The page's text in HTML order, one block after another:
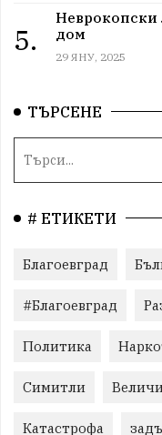
5.
Неврокопски
дом
29 ЯНУ, 2025
ТЪРСЕНЕ
# ЕТИКЕТИ
Благоевград
#Благоевград
Политика
Симитли
Катастрофа